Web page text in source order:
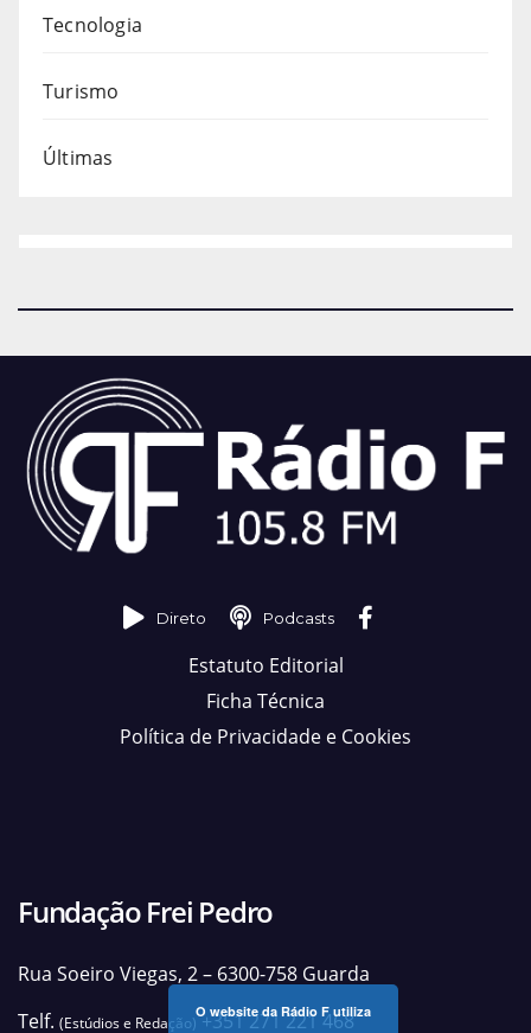
Tecnologia
Turismo
Últimas
Direto Podcasts
Estatuto Editorial
Ficha Técnica
Política de Privacidade e Cookies
Fundação Frei Pedro
Rua Soeiro Viegas, 2 – 6300-758 Guarda
Telf. (Estúdios e Redação)+351 271 221 468
O website da Rádio F utiliza